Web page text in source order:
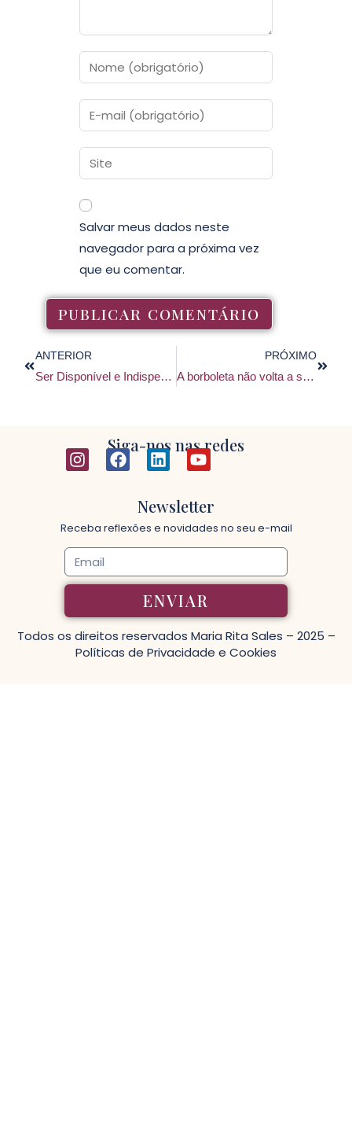
Salvar meus dados neste
navegador para a próxima vez
que eu comentar.
ANTERIOR
Ser Disponível e Indispensável: Alto Risco para sua vida profissional
PRÓXIMO
A borboleta não volta a ser lagarta
Siga-nos nas redes
Newsletter
Receba reflexões e novidades no seu e-mail
ENVIAR
Todos os direitos reservados Maria Rita Sales – 2025 –
Políticas de Privacidade e Cookies